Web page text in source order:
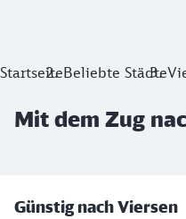
StartseiteBeliebte Städte
Mit dem Zug
Ihre
Günstig nach Viersen